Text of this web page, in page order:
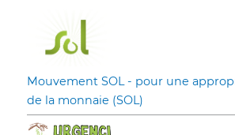
Mouvement SOL - pour une
de la monnaie (SOL)